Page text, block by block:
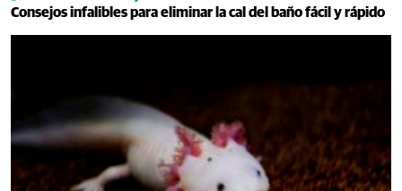
Consejos infalibles para eliminar la cal del baño fácil y rápido